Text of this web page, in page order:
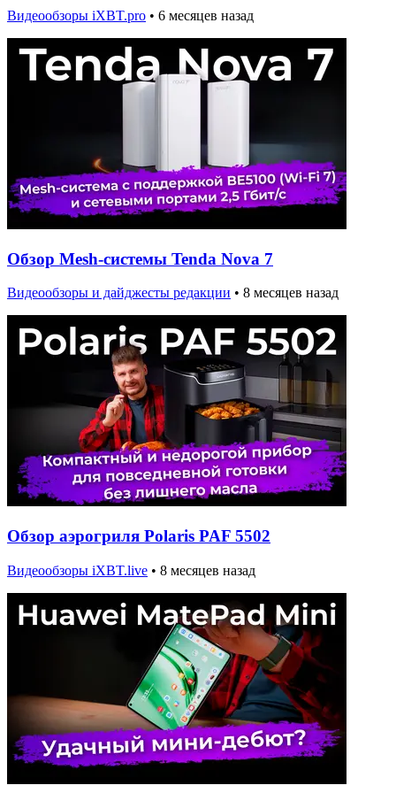
Видеообзоры iXBT.pro • 6 месяцев назад
Обзор Mesh-системы Tenda Nova 7
Видеообзоры и дайджесты редакции • 8 месяцев назад
Обзор аэрогриля Polaris PAF 5502
Видеообзоры iXBT.live • 8 месяцев назад